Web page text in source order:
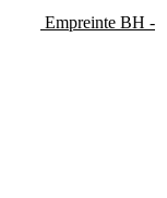
Empreinte BH -